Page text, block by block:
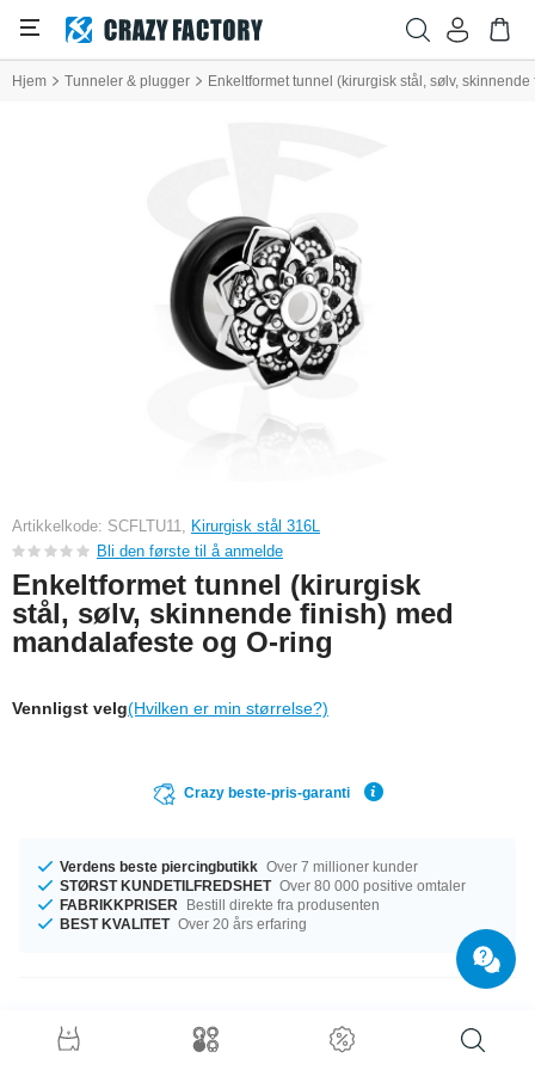
Hjem Tunneler & plugger Enkeltformet tunnel (kirurgisk stål, sølv,
Artikkelkode: SCFLTU11, Kirurgisk stål 316L
Bli den første til å anmelde
Enkeltformet tunnel (kirurgisk
stål, sølv, skinnende finish) med
mandalafeste og O-ring
Vennligst velg(Hvilken er min størrelse?)
Crazy beste-pris-garanti
Verdens beste piercingbutikk Over 7 millioner kunder
STØRST KUNDETILFREDSHET Over 80 000 positive omtaler
FABRIKKPRISER
Bestill direkte fra produsenten
BEST KVALITET Over 20 års erfaring
Produktdetaljer